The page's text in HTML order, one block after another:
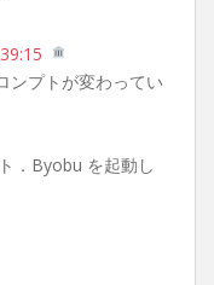
ンプトが変わってい
．Byobu を起動し